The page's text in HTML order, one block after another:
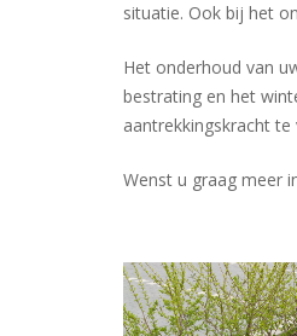
situatie. Ook bij het
Het onderhoud van
bestrating en het
aantrekkingskracht
Wenst u graag meer